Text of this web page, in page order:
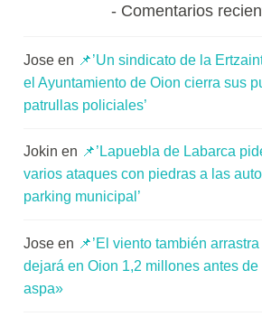
Comentarios
Jose en 📌’Un sindicato de la
el Ayuntamiento de Oion cierra sus
patrullas policiales’
Jokin en 📌’Lapuebla de Labarca
varios ataques con piedras a las
parking municipal’
Jose en 📌’El viento también
dejará en Oion 1,2 millones antes
aspa»